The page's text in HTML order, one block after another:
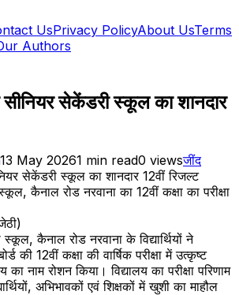
UsPrivacy PolicyAbout UsTerms
Authors
सेकेंडरी स्कूल का शानदार
13 May 20261 min read0 viewsजींद
कैनाल रोड नरवाना का 12वीं कक्षा का परीक्षा
कैनाल रोड नरवाना के विद्यार्थियों ने
की 12वीं कक्षा की वार्षिक परीक्षा में उत्कृष्ट
का नाम रोशन किया। विद्यालय का परीक्षा परिणाम
अभिभावकों एवं शिक्षकों में खुशी का माहौल